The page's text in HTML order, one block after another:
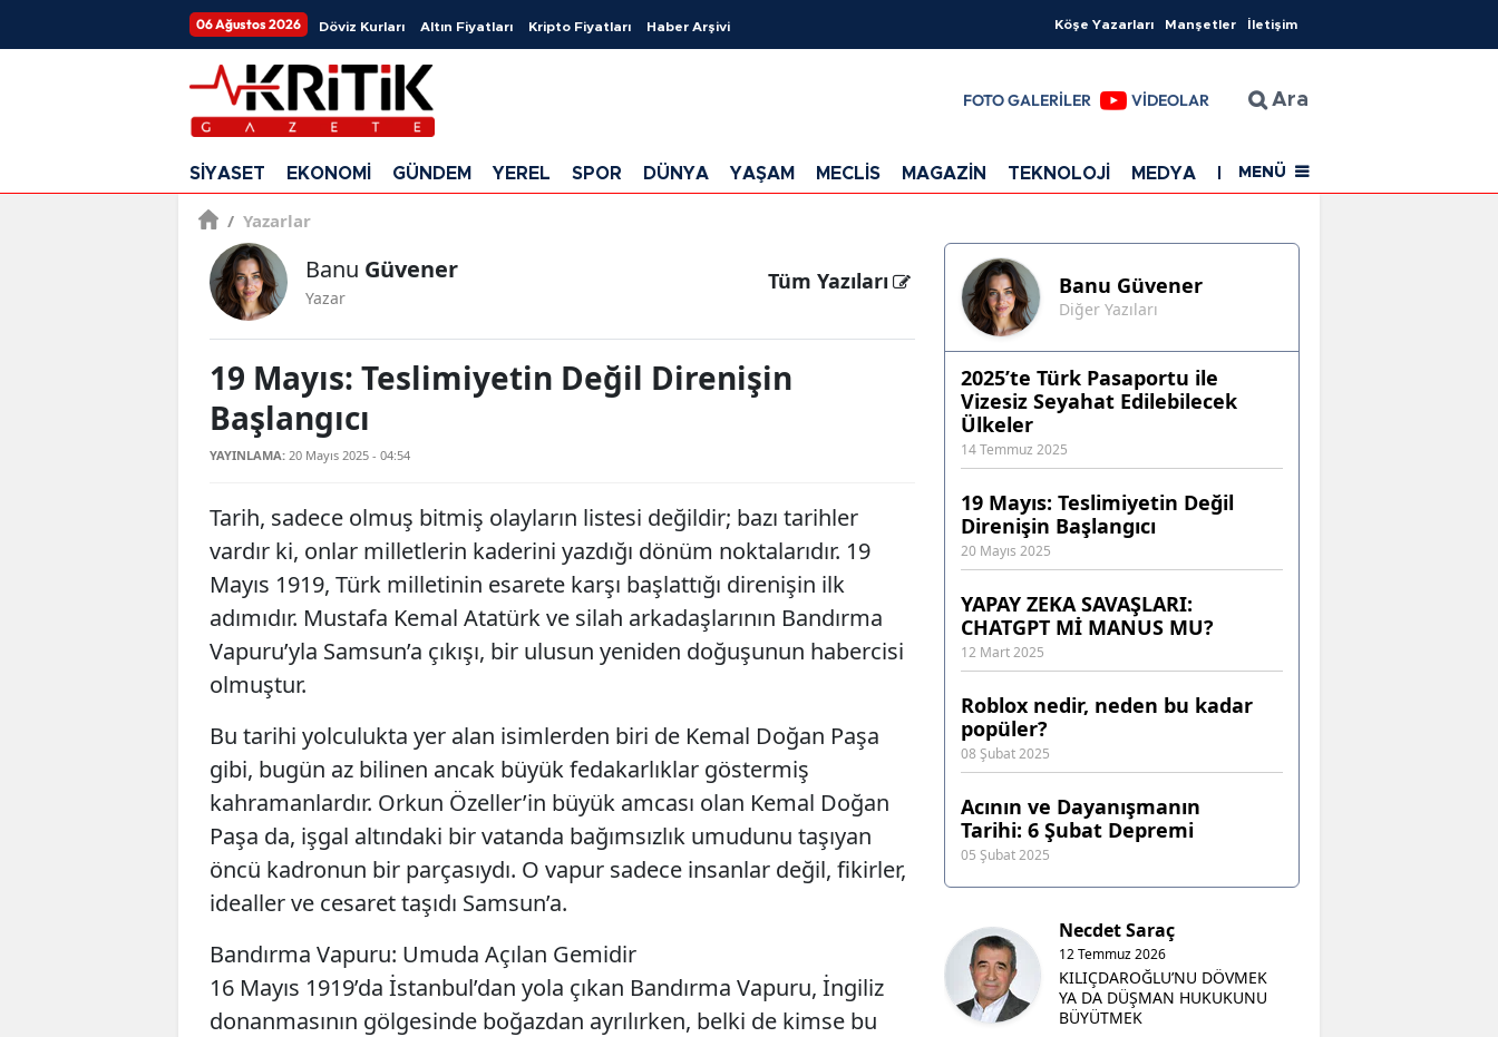
06 Ağustos 2026 Döviz Kurları Altın Fiyatları Kripto Fiyatları Haber Arşivi Köşe Yazarları Manşetler İletişim
FOTO GALERİLER VİDEOLAR Ara
SİYASET EKONOMİ GÜNDEM YEREL SPOR DÜNYA YAŞAM MECLİS MAGAZİN TEKNOLOJİ MEDYA EĞİTİM SAĞLIK
MENÜ
/ Yazarlar
Banu Güvener
Yazar
Tüm Yazıları
19 Mayıs: Teslimiyetin Değil Direnişin
Başlangıcı
YAYINLAMA: 20 Mayıs 2025 - 04:54
Tarih, sadece olmuş bitmiş olayların listesi değildir; bazı tarihler
vardır ki, onlar milletlerin kaderini yazdığı dönüm noktalarıdır. 19
Mayıs 1919, Türk milletinin esarete karşı başlattığı direnişin ilk
adımıdır. Mustafa Kemal Atatürk ve silah arkadaşlarının Bandırma
Vapuru’yla Samsun’a çıkışı, bir ulusun yeniden doğuşunun habercisi
olmuştur.
Bu tarihi yolculukta yer alan isimlerden biri de Kemal Doğan Paşa
gibi, bugün az bilinen ancak büyük fedakarlıklar göstermiş
kahramanlardır. Orkun Özeller’in büyük amcası olan Kemal Doğan
Paşa da, işgal altındaki bir vatanda bağımsızlık umudunu taşıyan
öncü kadronun bir parçasıydı. O vapur sadece insanlar değil, fikirler,
idealler ve cesaret taşıdı Samsun’a.
Bandırma Vapuru: Umuda Açılan Gemidir
16 Mayıs 1919’da İstanbul’dan yola çıkan Bandırma Vapuru, İngiliz
donanmasının gölgesinde boğazdan ayrılırken, belki de kimse bu
Banu Güvener
Diğer Yazıları
2025’te Türk Pasaportu ile
Vizesiz Seyahat Edilebilecek
Ülkeler
14 Temmuz 2025
19 Mayıs: Teslimiyetin Değil
Direnişin Başlangıcı
20 Mayıs 2025
YAPAY ZEKA SAVAŞLARI:
CHATGPT Mİ MANUS MU?
12 Mart 2025
Roblox nedir, neden bu kadar
popüler?
08 Şubat 2025
Acının ve Dayanışmanın
Tarihi: 6 Şubat Depremi
05 Şubat 2025
Necdet Saraç
12 Temmuz 2026
KILIÇDAROĞLU’NU DÖVMEK
YA DA DÜŞMAN HUKUKUNU
BÜYÜTMEK